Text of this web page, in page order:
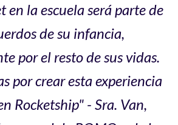
en la escuela será parte de
de su infancia,
por el resto de sus vidas.
por crear esta experiencia
Rocketship" - Sra. Van,